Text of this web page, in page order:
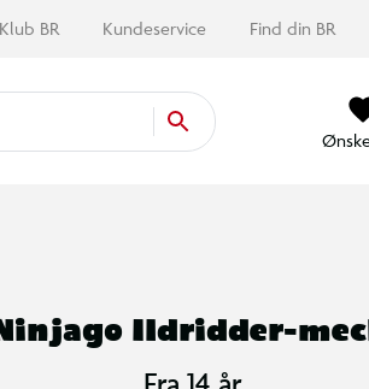
Klub BR Kundeservice Find din BR
Ninjago Ildridder-